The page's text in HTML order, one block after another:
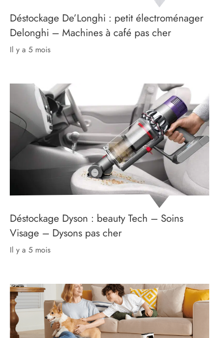
Déstockage De’Longhi : petit électroménager
Delonghi – Machines à café pas cher
il y a 5 mois
Déstockage Dyson : beauty Tech – Soins
Visage – Dysons pas cher
il y a 5 mois